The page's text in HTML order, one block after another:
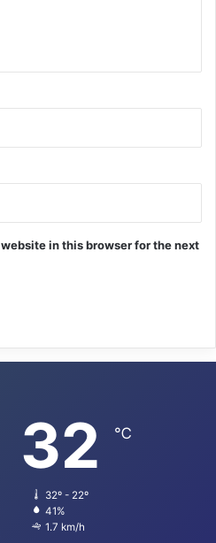
in this browser for the next
32 ℃
32º - 22º
41%
1.7 km/h